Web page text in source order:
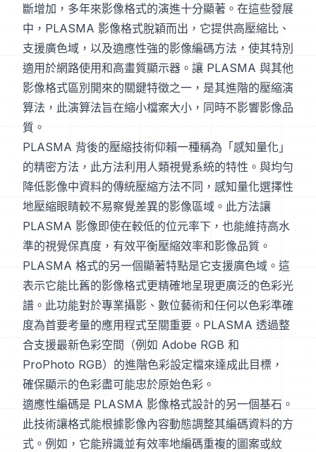
斷增加，多年來影像格式的演進十分顯著。在這些發展
中，PLASMA 影像格式脫穎而出，它提供高壓縮比、
支援廣色域，以及適應性強的影像編碼方法，使其特別
適用於網路使用和高畫質顯示器。讓 PLASMA 與其他
影像格式區別開來的關鍵特徵之一，是其進階的壓縮演
算法，此演算法旨在縮小檔案大小，同時不影響影像品
質。
PLASMA 背後的壓縮技術仰賴一種稱為「感知量化」
的精密方法，此方法利用人類視覺系統的特性。與均勻
降低影像中資料的傳統壓縮方法不同，感知量化選擇性
地壓縮眼睛較不易察覺差異的影像區域。此方法讓
PLASMA 影像即使在較低的位元率下，也能維持高水
準的視覺保真度，有效平衡壓縮效率和影像品質。
PLASMA 格式的另一個顯著特點是它支援廣色域。這
表示它能比舊的影像格式更精確地呈現更廣泛的色彩光
譜。此功能對於專業攝影、數位藝術和任何以色彩準確
度為首要考量的應用程式至關重要。PLASMA 透過整
合支援最新色彩空間（例如 Adobe RGB 和
ProPhoto RGB）的進階色彩設定檔來達成此目標，
確保顯示的色彩盡可能忠於原始色彩。
適應性編碼是 PLASMA 影像格式設計的另一個基石。
此技術讓格式能根據影像內容動態調整其編碼資料的方
式。例如，它能辨識並有效率地編碼重複的圖案或紋